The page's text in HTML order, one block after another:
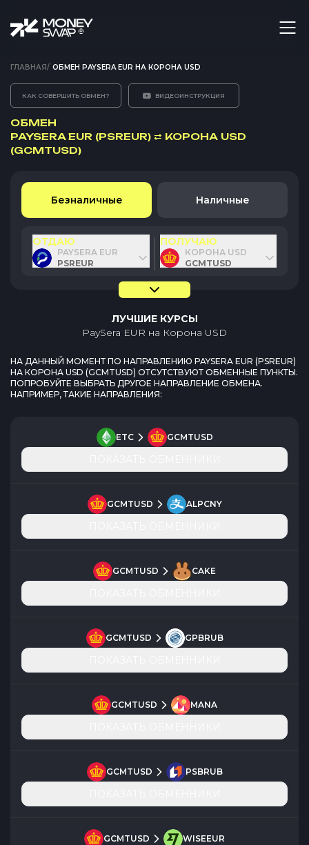
ГЛАВНАЯ/ ОБМЕН PAYSERA EUR НА КОРОНА USD
КАК СОВЕРШИТЬ ОБМЕН? ВИДЕОИНСТРУКЦИЯ
ОБМЕН
PAYSERA EUR (PSREUR) ⇄ КОРОНА USD
(GCMTUSD)
Безналичные Наличные
ОТДАЮ
PAYSERA EUR
PSREUR
ПОЛУЧАЮ
КОРОНА USD
GCMTUSD
ЛУЧШИЕ КУРСЫ
PaySera EUR на Корона USD
НА ДАННЫЙ МОМЕНТ ПО НАПРАВЛЕНИЮ PAYSERA EUR (PSREUR)
НА КОРОНА USD (GCMTUSD) ОТСУТСТВУЮТ ОБМЕННЫЕ ПУНКТЫ.
ПОПРОБУЙТЕ ВЫБРАТЬ ДРУГОЕ НАПРАВЛЕНИЕ ОБМЕНА.
НАПРИМЕР, ТАКИЕ НАПРАВЛЕНИЯ:
ETC GCMTUSD
GCMTUSD ALPCNY
GCMTUSD CAKE
GCMTUSD GPBRUB
GCMTUSD MANA
GCMTUSD PSBRUB
GCMTUSD WISEEUR